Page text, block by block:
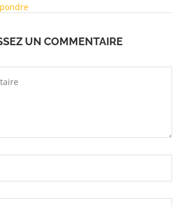
UN COMMENTAIRE